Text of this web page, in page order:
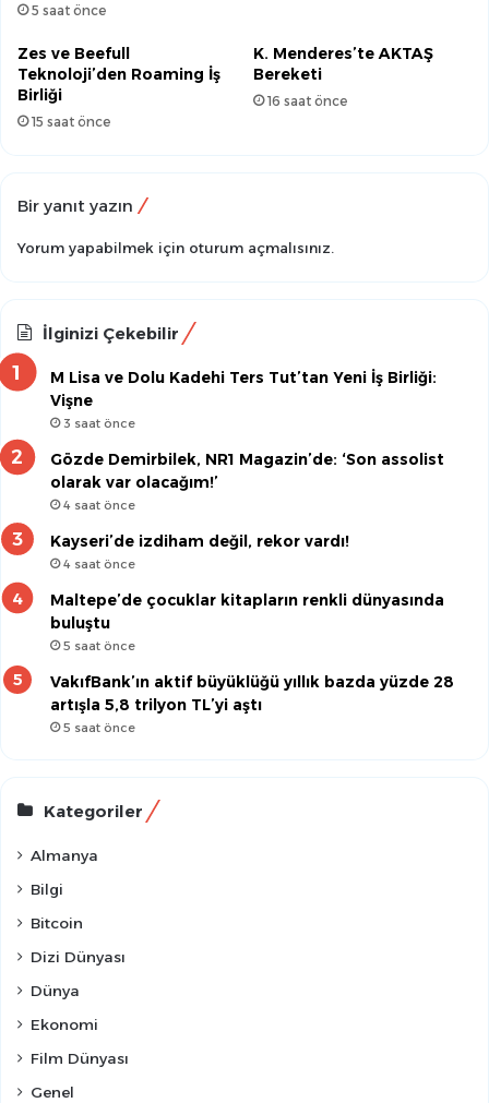
5 saat önce
Zes ve Beefull
Teknoloji’den Roaming İş
Birliği
15 saat önce
K. Menderes’te AKTAŞ
Bereketi
16 saat önce
Bir yanıt yazın
Yorum yapabilmek için oturum açmalısınız.
İlginizi Çekebilir
M Lisa ve Dolu Kadehi Ters Tut’tan Yeni İş Birliği:
Vişne
3 saat önce
Gözde Demirbilek, NR1 Magazin’de: ‘Son assolist
olarak var olacağım!’
4 saat önce
Kayseri’de izdiham değil, rekor vardı!
4 saat önce
Maltepe’de çocuklar kitapların renkli dünyasında
buluştu
5 saat önce
VakıfBank’ın aktif büyüklüğü yıllık bazda yüzde 28
artışla 5,8 trilyon TL’yi aştı
5 saat önce
Kategoriler
Almanya
Bilgi
Bitcoin
Dizi Dünyası
Dünya
Ekonomi
Film Dünyası
Genel